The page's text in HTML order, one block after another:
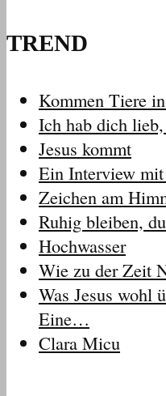
TREND
Kommen Tiere
Ich hab dich
Jesus kommt
Ein Interview
Zeichen am
Ruhig bleiben,
Hochwasser
Wie zu der Zeit
Was Jesus wohl
Eine…
Clara Micu